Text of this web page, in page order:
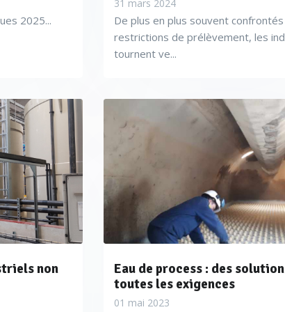
du prétraitement peut être évaluée en
l’un des indices les plus pertinents dans le
l’eau, il est nécessaire de procéder à un affinage
normes et recommandations en vigueur.
recommandations et les normes peuvent générer
l’eau au générateur, autant dans des systèmes
2025...
31 mars 2024
De plus en plus souvent
restrictions de prélèvement, les
tournent ve...
non
Eau de process : des
toutes les exigences
01 mai 2023